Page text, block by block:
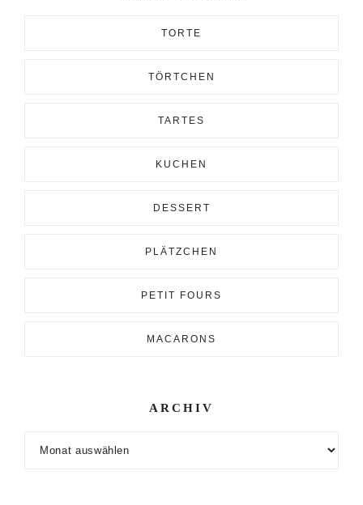
TORTE
TÖRTCHEN
TARTES
KUCHEN
DESSERT
PLÄTZCHEN
PETIT FOURS
MACARONS
ARCHIV